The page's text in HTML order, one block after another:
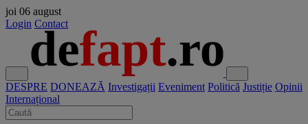
joi 06 august
Login Contact
DESPRE DONEAZĂ Investigații Eveniment Politică Justiție Opinii
Internațional